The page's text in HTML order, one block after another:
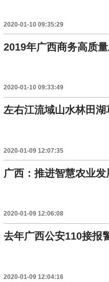
2020-01-10 09:35:29
2019年广西商务高质
2020-01-10 09:33:49
左右江流域山水林田
2020-01-09 12:07:35
广西：推进智慧农业发
2020-01-09 12:06:08
去年广西公安110接报
2020-01-09 12:04:16